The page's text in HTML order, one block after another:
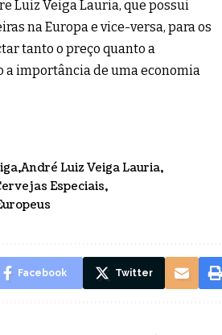
Luiz Veiga Lauria, que possui
na Europa e vice-versa, para os
tanto o preço quanto a
importância de uma economia
André Luiz Veiga Lauria
Especiais
Facebook Twitter